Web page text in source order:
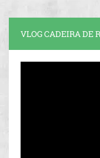
VLOG CADEIRA DE